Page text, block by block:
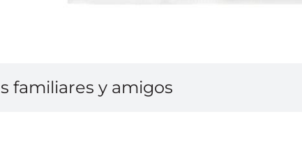
familiares y amigos